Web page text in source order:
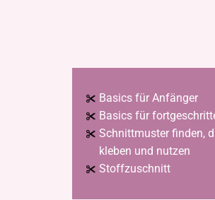
Basics für Anfänger
Basics für
Schnittmuster finden,
kleben und nutzen
Stoffzuschnitt